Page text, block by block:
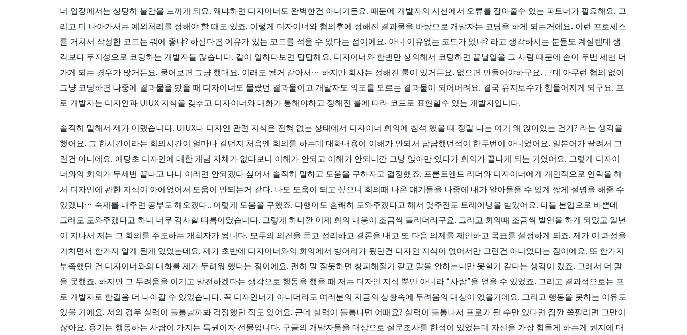
너 입장에서는 상당히 불안을 느끼게 되요. 왜냐하면 디자이너도 완벽한건 아니거든요. 때문에 개발자의 시선에서 오류를 잡아줄수 있는 파트너가 필요해요. 그
리고 더 나아가서는 예외처리를 정해야 할 때도 있죠. 이렇게 디자이너와 협의후에 정해진 결과물을 바탕으로 개발자는 코딩을 하게 되는거에요. 이런 프로세스
를 거쳐서 작성한 코드는 뭐에 좋냐? 하신다면 이유가 있는 코드를 적을 수 있다는 점이에요. 아니 이유없는 코드가 있냐? 라고 생각하시는 분들도 계실텐데 생
각보다 무지성으로 코딩하는 개발자들 많습니다. 같이 일하다보면 답답해요. 디자이너와 한번만 상의해서 코딩하면 끝날일을 그 사람 때문에 손이 두번 세번 더
가게 되는 경우가 많거든요. 물어보면 그냥 했대요. 이래도 될거 같아서… 하지만 회사는 정해진 룰이 있거든요. 없으면 만들어야하구요. 근데 아무런 협의 없이
그냥 코딩하면 나중에 결과물을 봤을 때 디자이너도 몰랐던 결과물이고 개발자도 의도를 모르는 결과물이 되어버려요. 결국 유지보수가 힘들어지게 되구요. 프
로 개발자는 디자인과 UIUX 지식을 갖추고 디자이너와 대화가 통해야하고 정해진 룰에 따라 코드로 표현할수 있는 개발자입니다.
솔직히 말해서 제가 이랬습니다. UIUX나 디자인 관련 지식은 전혀 없는 상태에서 디자이너 회의에 참석 했을 때 정말 나는 여기 왜 앉아있는 건가? 라는 생각을
했어요. 그 한시간이라는 회의시간이 얼마나 길던지 처음엔 회의를 하는데 대화내용이 이해가 안되서 답답했던적이 한두번이 아니었어요. 일본어가 딸려서 그
런건 아니에요. 애당초 디자인에 대한 개념 자체가 없다보니 이해가 안되고 이해가 안되니깐 그냥 앉아만 있다가 회의가 끝나게 되는 거였어요. 그렇게 디자이
너와의 회의가 두세번 끝나고 나니 이러면 안되겠다 싶어서 솔직히 말하고 도움을 구하자고 결정했죠. 프론트엔드 리더와 디자이너에게 개인적으로 연락을 해
서 디자인에 관한 지식이 아에없어서 도움이 안되는거 같다. 나도 도움이 되고 싶으니 회의때 나온 얘기들을 나중에 내가 알아들을 수 있게 짧게 설명을 해줄 수
있겠냐… 숙제를 내주면 공부도 해오겠다.. 이렇게 도움을 구했죠. 다행이도 흔쾌히 도와주겠다고 해서 몇주전도 트레이닝을 받았어요. 다들 본업으로 바쁜데
그래도 도와주겠다고 하니 너무 감사할 따름이였습니다. 그렇게 하니깐 이제 회의 내용이 조금씩 들리더라구요. 그리고 회의때 조금씩 발언을 하게 되었고 일년
이 지나서 저는 그 회의를 주도하는 개최자가 됩니다. 모두의 의견을 듣고 정리하고 결론을 내고 또 다음 의제를 제안하고 목표를 설정하게 되죠. 제가 이 과정을
거치면서 한가지 알게 된게 있었는데요. 제가 초반에 디자이너와의 회의에서 벙어리가 됬던건 디자인 지식이 없어서만 그런건 아니었다는 점이에요. 또 한가지
부족했던 건 디자이너와의 대화를 제가 두려워 했다는 점이에요. 괜히 말 잘못하면 창피해질거 같고 말을 안하는니만 못할거 같다는 생각이 컸죠. 그래서 더 말
을 못했죠. 하지만 그 두려움을 이기고 발전하겠다는 생각으로 행동을 했을 때 저는 디자인 지식 뿐만 아니라 “사람”을 얻을 수 있었죠. 그리고 결과적으로는 프
로 개발자로 한걸음 더 나아갈 수 있었습니다. 꼭 디자인너가 아니더라도 여러분의 지금의 상황속에 두려움의 대상이 있을거에요. 그리고 행동을 못하는 이유도
있을 거에요. 저의 경우 실력이 들통날까봐 걱정했던 적도 있어요. 근데 실력이 들통나면 어때요? 실력이 들통나서 프로가 될 수만 있다면 잠깐 쪽팔리면 그만이
잖아요. 용기는 행동하는 사람이 가지는 특권이자 선물입니다. 구글의 개발자들을 대상으로 설문조사를 한적이 있었는데 자신을 가장 힘들게 하는게 뭔지에 대